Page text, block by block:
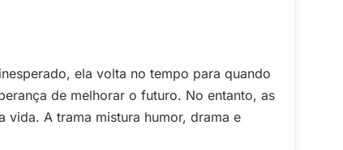
ela volta no tempo para quando
de melhorar o futuro. No entanto, as
A trama mistura humor, drama e